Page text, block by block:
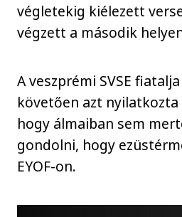
végletekig kiélezett
végzett a második
A veszprémi SVSE
követően azt
hogy álmaiban sem
gondolni, hogy
EYOF-on.